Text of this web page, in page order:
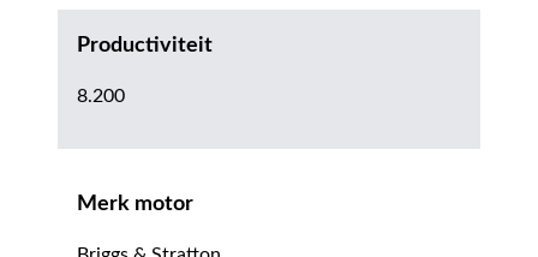
Productiviteit
8.200
Merk motor